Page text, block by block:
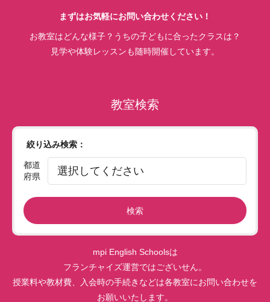
まずはお気軽にお問い合わせください！
お教室はどんな様子？うちの子どもに合ったクラスは？
見学や体験レッスンも随時開催しています。
教室検索
絞り込み検索：
都道
府県
検索
mpi English Schoolsは
フランチャイズ運営ではございせん。
授業料や教材費、入会時の手続きなどは各教室にお問い合わせを
お願いいたします。